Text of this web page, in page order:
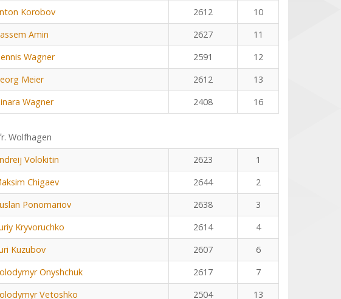
Korobov 2612
10
Amin 2627
11
Wagner 2591
12
Meier 2612
13
Wagner 2408 16
Wolfhagen
Volokitin 2623
1
Chigaev 2644
2
Ponomariov 2638
3
Kryvoruchko 2614
4
Kuzubov 2607
6
Onyshchuk 2617
7
Vetoshko 2504 13